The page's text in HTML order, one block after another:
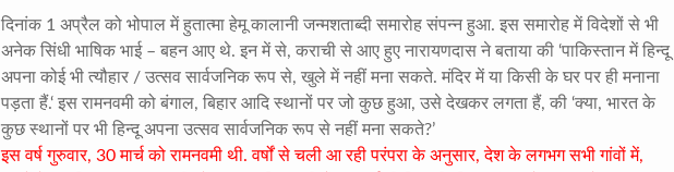
दिनांक 1 अप्रैल को भोपाल में हुतात्मा हेमू कालानी जन्मशताब्दी समारोह संपन्न हुआ. इस समारोह में विदेशों से भी
अनेक सिंधी भाषिक भाई – बहन आए थे. इन में से, कराची से आए हुए नारायणदास ने बताया की ‘पाकिस्तान में हिन्दू
अपना कोई भी त्यौहार / उत्सव सार्वजनिक रूप से, खुले में नहीं मना सकते. मंदिर में या किसी के घर पर ही मनाना
पड़ता हैं.‘ इस रामनवमी को बंगाल, बिहार आदि स्थानों पर जो कुछ हुआ, उसे देखकर लगता हैं, की ‘क्या, भारत के
कुछ स्थानों पर भी हिन्दू अपना उत्सव सार्वजनिक रूप से नहीं मना सकते?’
इस वर्ष गुरुवार, 30 मार्च को रामनवमी थी. वर्षों से चली आ रही परंपरा के अनुसार, देश के लगभग सभी गांवों में,